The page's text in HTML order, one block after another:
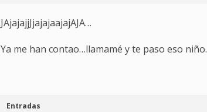
JAjajajjJjajajaajajAJA…
Ya me han contao…llamamé y te paso eso niño.
Entradas